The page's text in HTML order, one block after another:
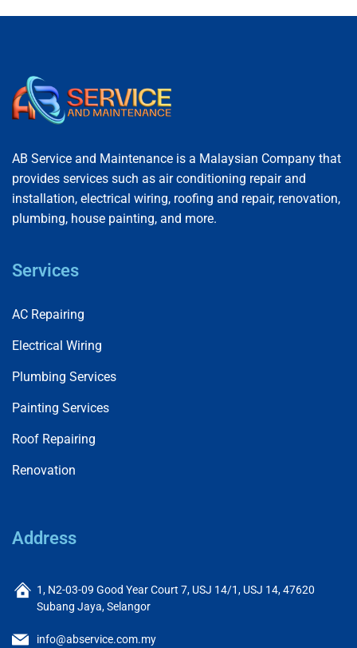
AB Service and Maintenance is a Malaysian Company that
provides services such as air conditioning repair and
installation, electrical wiring, roofing and repair, renovation,
plumbing, house painting, and more.
Services
AC Repairing
Electrical Wiring
Plumbing Services
Painting Services
Roof Repairing
Renovation
Address
1, N2-03-09 Good Year Court 7, USJ 14/1, USJ 14, 47620
Subang Jaya, Selangor
info@abservice.com.my